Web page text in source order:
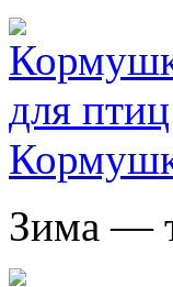
Зима —